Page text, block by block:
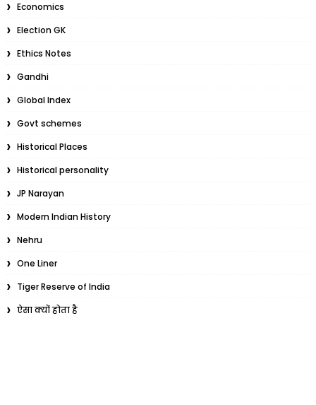
Economics
Election GK
Ethics Notes
Gandhi
Global Index
Govt schemes
Historical Places
Historical personality
JP Narayan
Modern Indian History
Nehru
One Liner
Tiger Reserve of India
ऐसा क्यों होता है